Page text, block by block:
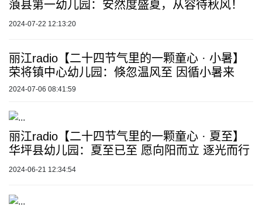
蒗县第一幼儿园：安然度盛夏，从容待秋风！
2024-07-22 12:13:20
丽江radio【二十四节气里的一颗童心 · 小暑】
荣将镇中心幼儿园：倏忽温风至 因循小暑来
2024-07-06 08:41:59
丽江radio【二十四节气里的一颗童心 · 夏至】
华坪县幼儿园：夏至已至 愿向阳而立 逐光而行
2024-06-21 12:34:54